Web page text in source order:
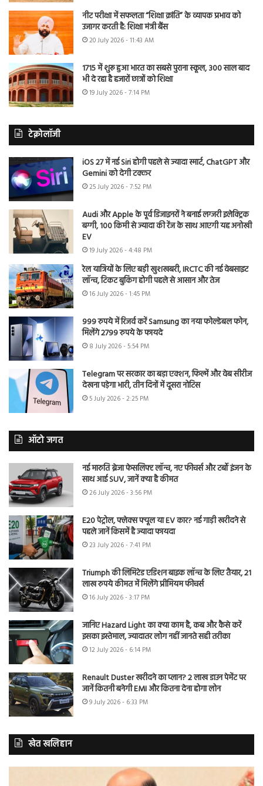
नीट परीक्षा में सफलता “शिक्षा क्रांति” के व्यापक प्रभाव को
उजागर करती है: शिक्षा मंत्री बैंस
20 July 2026 - 11:43 AM
1715 में शुरू हुआ भारत का सबसे पुराना स्कूल, 300 साल बाद
भी दे रहा है हजारों छात्रों को शिक्षा
19 July 2026 - 7:14 PM
टेक्नोलॉजी
iOS 27 में नई Siri होगी पहले से ज्यादा स्मार्ट, ChatGPT और
Gemini को देगी टक्कर
25 July 2026 - 7:52 PM
Audi और Apple के पूर्व डिजाइनरों ने बनाई लग्जरी इलेक्ट्रिक
बग्गी, 100 किमी से ज्यादा की रेंज के साथ आएगी यह अनोखी
EV
19 July 2026 - 4:48 PM
रेल यात्रियों के लिए बड़ी खुशखबरी, IRCTC की नई वेबसाइट
लॉन्च, टिकट बुकिंग होगी पहले से आसान और तेज
16 July 2026 - 1:45 PM
999 रुपये में रिजर्व करें Samsung का नया फोल्डेबल फोन,
मिलेंगे 2799 रुपये के फायदे
8 July 2026 - 5:54 PM
Telegram पर सरकार का बड़ा एक्शन, फिल्में और वेब सीरीज
देखना पड़ेगा भारी, तीन दिनों में दूसरा नोटिस
5 July 2026 - 2:25 PM
ऑटो जगत
नई मारुति ब्रेजा फेसलिफ्ट लॉन्च, नए फीचर्स और टर्बो इंजन के
साथ आई SUV, जानें क्या है कीमत
26 July 2026 - 3:56 PM
E20 पेट्रोल, फ्लेक्स फ्यूल या EV कार? नई गाड़ी खरीदने से
पहले जानें किसमें है ज्यादा फायदा
23 July 2026 - 7:41 PM
Triumph की लिमिटेड एडिशन बाइक लॉन्च के लिए तैयार, 21
लाख रुपये कीमत में मिलेंगे प्रीमियम फीचर्स
16 July 2026 - 3:17 PM
जानिए Hazard Light का क्या काम है, कब और कैसे करें
इसका इस्तेमाल, ज्यादातर लोग नहीं जानते सही तरीका
12 July 2026 - 6:14 PM
Renault Duster खरीदने का प्लान? 2 लाख डाउन पेमेंट पर
जानें कितनी बनेगी EMI और कितना देना होगा लोन
9 July 2026 - 6:33 PM
खेत खलिहान